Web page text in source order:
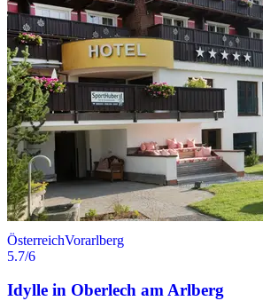
ÖsterreichVorarlberg
5.7/6
Idylle in Oberlech am Arlberg